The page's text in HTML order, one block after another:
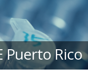
Puerto Rico